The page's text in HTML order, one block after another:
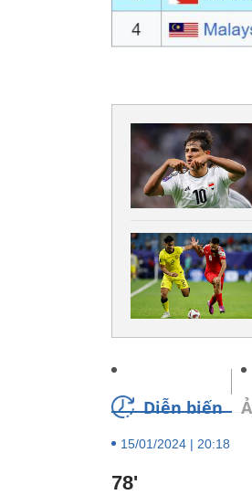
Diễn biến
15/01/2024 | 20:18
78'